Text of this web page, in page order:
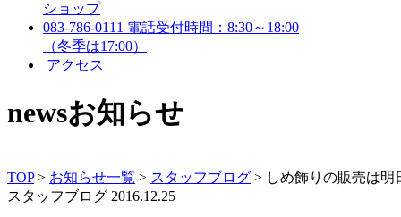
ショップ
083-786-0111 電話受付時間：8:30～18:00
（冬季は17:00）
アクセス
newsお知らせ
TOP> お知らせ一覧 > スタッフブログ > しめ飾りの販売は明
スタッフブログ 2016.12.25